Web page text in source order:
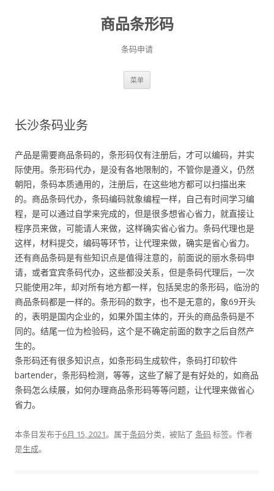
商品条形码
条码申请
菜单
长沙条码业务
产品是需要商品条码的，条形码仅有注册后，才可以编码，并实
际使用。条形码代办，是没有各地限制的，不管你是遵义，仍然
朝阳，条码本质通用的，注册后，在这些地方都可以扫描出来
的。商品条码代办，条码编码就象编程一样，自己有时间学习编
程，是可以通过自学来完成的，但是很多想省心省力，就直接让
程序员来做，可能请人来做，这样确实省心省力。条码代理也是
这样，材料提交，编码等环节，让代理来做，确实是省心省力。
还有商品条码是有些知识点是值得注意的，前面说的丽水条码申
请，或者宜宾条码代办，这些都没关系，但是条码代理后，一次
只能使用2年，却对所有地方都一样，包括吴忠的条形码，临汾的
商品条码都是一样的。条形码的数字，也不是无意的，象69开头
的，表明是国内企业的，如果外国主体的，开头的商品条码是不
同的。结尾一位为检验码，这个是不确定前面的数字之后自然产
生的。
条形码还有很多知识点，如条形码生成软件，条码打印软件
bartender，条形码检测，等等，这些了解了是有好处的，如商品
条码怎么续展，如何办理商品条形码等等问题，让代理来做省心
省力。
本条目发布于6月 15, 2021。属于条码分类，被贴了 条码 标签。 作者
是生成。